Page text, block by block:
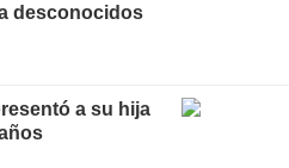
desconocidos
a su hija